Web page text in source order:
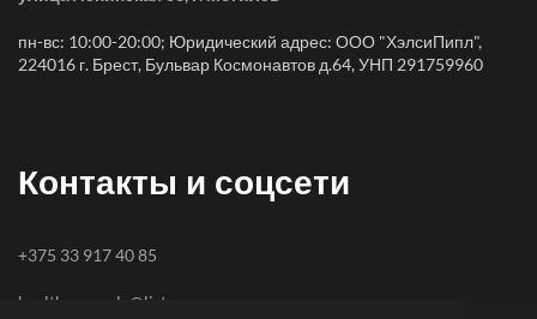
пн-вс: 10:00-20:00; Юридический адрес: ООО "ХэлсиПипл",
224016 г. Брест, Бульвар Космонавтов д.64, УНП 291759960
Контакты и соцсети
+375 33 917 40 85
healthy-people@list.ru